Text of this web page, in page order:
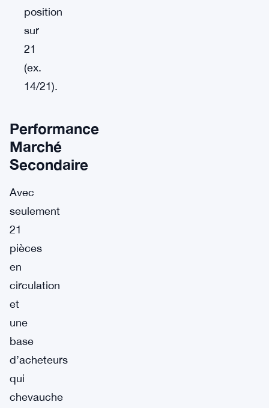
position
sur
21
(ex.
14/21).
Performance
Marché
Secondaire
Avec
seulement
21
pièces
en
circulation
et
une
base
d’acheteurs
qui
chevauche